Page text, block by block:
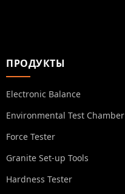
ПРОДУКТЫ
Electronic Balance
Environmental Test Chamber
Force Tester
Granite Set-up Tools
Hardness Tester